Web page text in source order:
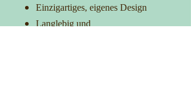
Einzigartiges, eigenes Design
Langlebig und